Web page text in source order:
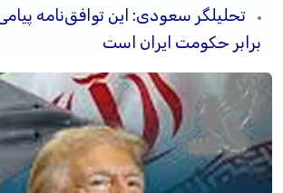
تحلیلگر سعودی: این توافق‌نامه پیامی
برابر حکومت ایران است